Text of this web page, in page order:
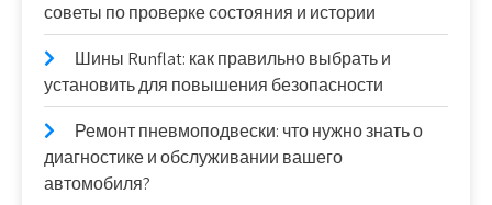
советы по проверке состояния и истории
Шины Runflat: как правильно выбрать и
установить для повышения безопасности
Ремонт пневмоподвески: что нужно знать о
диагностике и обслуживании вашего
автомобиля?